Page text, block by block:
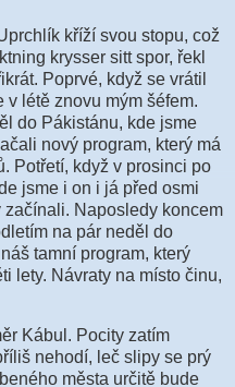
kříží svou stopu, což
krysser sitt spor, řekl
Poprvé, když se vrátil
v létě znovu mým šéfem.
do Pákistánu, kde jsme
nový program, který má
Potřetí, když v prosinci po
jsme i on i já před osmi
začínali. Naposledy koncem
na pár neděl do
tamní program, který
lety. Návraty na místo činu,
Kábul. Pocity zatím
nehodí, leč slipy se prý
města určitě bude